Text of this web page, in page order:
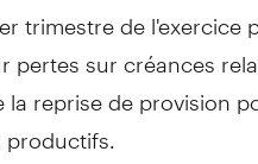
trimestre de l'exercice
pertes sur créances
reprise de provision